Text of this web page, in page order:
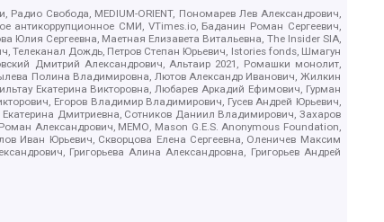
Свобода, MEDIUM-ORIENT, Пономарев Лев Александрович,
антикоррупционное СМИ, VTimes.io, Баданин Роман Сергеевич,
Сергеевна, Маетная Елизавета Витальевна, The Insider SIA,
Телеканал Дождь, Петров Степан Юрьевич, Istories fonds, Шмагун
Дмитрий Александрович, Альтаир 2021, Ромашки монолит,
Полина Владимировна, Лютов Александр Иванович, Жилкин
Екатерина Викторовна, Любарев Аркадий Ефимович, Гурман
Егоров Владимир Владимирович, Гусев Андрей Юрьевич,
Дмитриевна, Сотников Даниил Владимирович, Захаров
Александрович, МЕМО, Mason G.E.S. Anonymous Foundation,
Иван Юрьевич, Скворцова Елена Сергеевна, Оленичев Максим
Григорьева Алина Александровна, Григорьев Андрей